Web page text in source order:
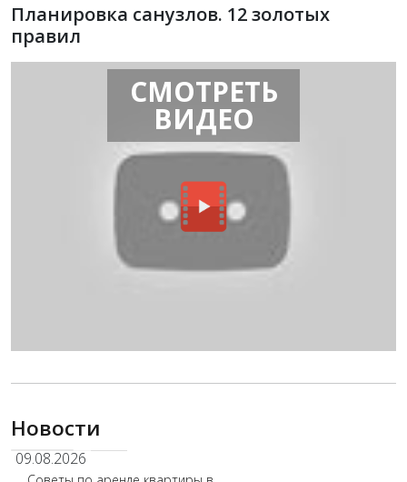
Планировка санузлов. 12 золотых
правил
СМОТРЕТЬ
ВИДЕО
Новости
09.08.2026